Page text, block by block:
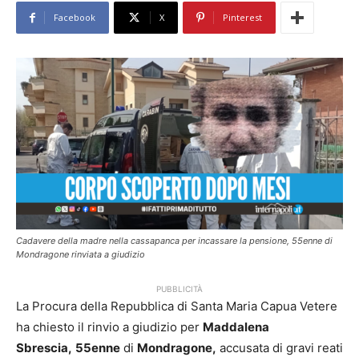
Facebook X Pinterest
Cadavere della madre nella cassapanca per incassare la pensione, 55enne di
Mondragone rinviata a giudizio
PUBBLICITÀ
La Procura della Repubblica di Santa Maria Capua Vetere
ha chiesto il rinvio a giudizio per Maddalena
Sbrescia, 55enne di Mondragone, accusata di gravi reati